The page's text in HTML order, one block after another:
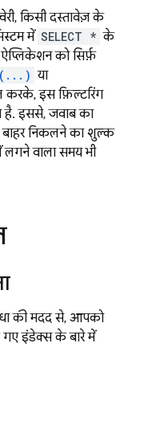
किसी दस्तावेज़ के
में SELECT * के
को सिर्फ़
या
करके, इस फ़िल्टरिंग
है. इससे, जवाब का
निकलने का शुल्क
लगने वाला समय भी
की मदद से, आपको
गए इंडेक्स के बारे में